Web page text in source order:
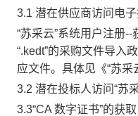
3.1 潜在供应商访问电
“苏采云”系统用户注册--
“.kedt”的采购文件导入
应文件。具体见《“苏
3.2 潜在投标人访问“苏
3.3“CA 数字证书”的获取